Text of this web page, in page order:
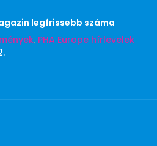
legfrissebb száma
, PHA Europe hírlevelek